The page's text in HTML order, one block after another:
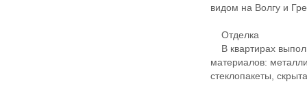
видом на Волгу и
Отделка
В квартирах
материалов:
стеклопакеты,